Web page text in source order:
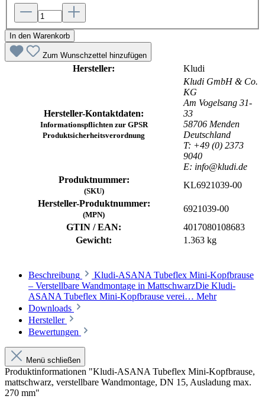
In den Warenkorb
Zum Wunschzettel hinzufügen
Hersteller: Kludi
Hersteller-Kontaktdaten:
Informationspflichten zur GPSR
Produktsicherheitsverordnung
Kludi GmbH & Co.
KG
Am Vogelsang 31-
33
58706 Menden
Deutschland
T: +49 (0) 2373
9040
E: info@kludi.de
Produktnummer:
(SKU)
KL6921039-00
Hersteller-Produktnummer:
(MPN)
6921039-00
GTIN / EAN:
4017080108683
Gewicht:
1.363 kg
Beschreibung
Kludi-ASANA Tubeflex Mini-Kopfbrause
– Verstellbare Wandmontage in MattschwarzDie Kludi-
ASANA Tubeflex Mini-Kopfbrause verei… Mehr
Downloads
Hersteller
Bewertungen
Menü schließen
Produktinformationen "Kludi-ASANA Tubeflex Mini-Kopfbrause,
mattschwarz, verstellbare Wandmontage, DN 15, Ausladung max.
270 mm"